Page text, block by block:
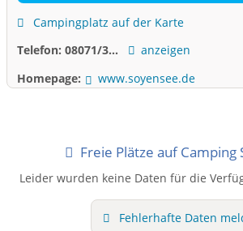
Campingplatz auf der Karte
Telefon: 08071/3...
anzeigen
Homepage:
www.soyensee.de
Freie Plätze auf Camping
Leider wurden keine Daten für die
Fehlerhafte Daten